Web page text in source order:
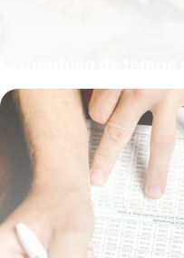
avec l’affiliation ?
16 juillet 2026